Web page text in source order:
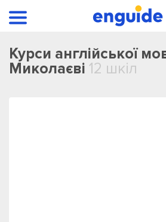
Курси англійської
Миколаєві 12 шкіл